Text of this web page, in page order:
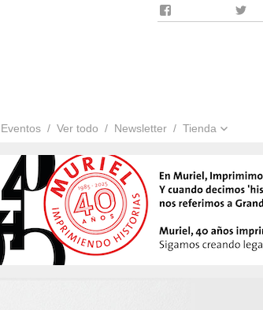
Eventos Ver todo Newsletter Tienda